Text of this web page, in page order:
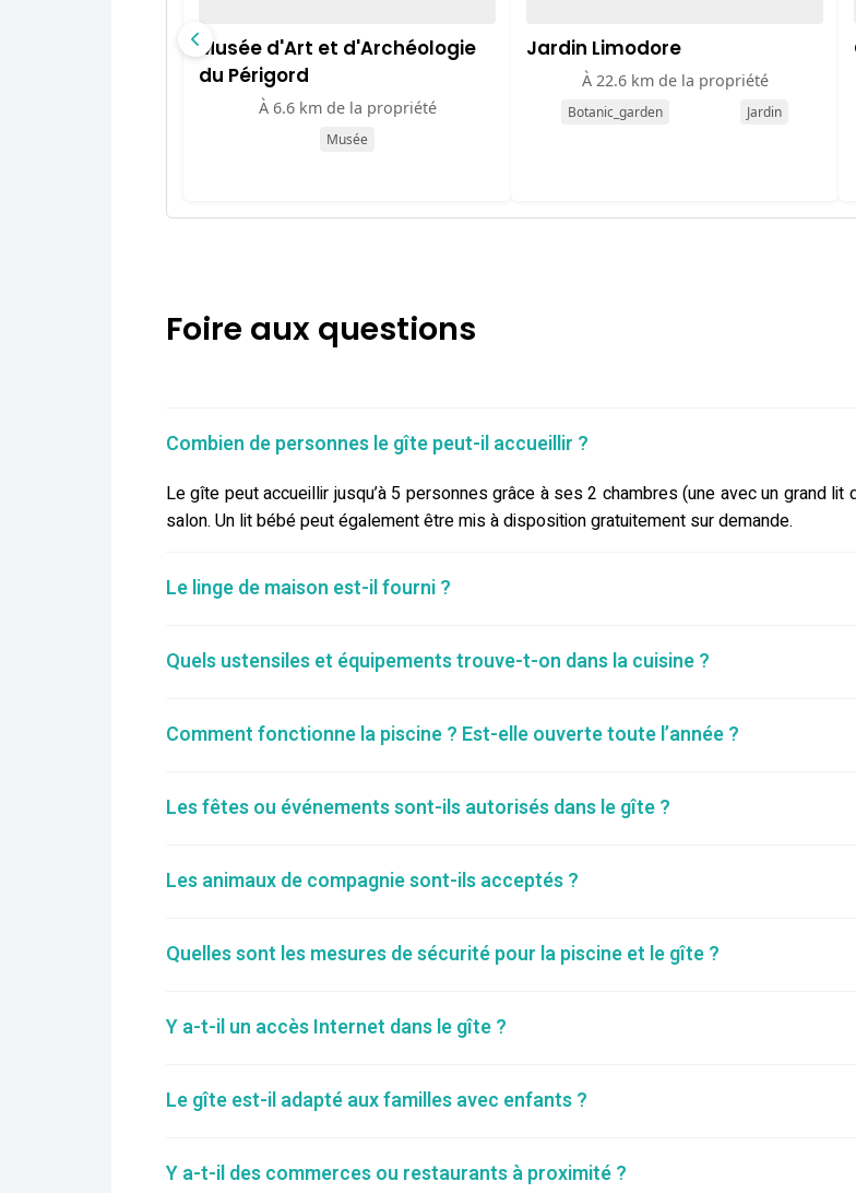
Musée d'Art et d'Archéologie
du Périgord
À 6.6 km de la propriété
Musée
Jardin Limodore
À 22.6 km de la propriété
Botanic_garden Jardin
Foire aux questions
Combien de personnes le gîte peut-il accueillir ?
Le gîte peut accueillir jusqu’à 5 personnes grâce à ses 2 chambres (une avec un grand
salon. Un lit bébé peut également être mis à disposition gratuitement sur demande.
Le linge de maison est-il fourni ?
Quels ustensiles et équipements trouve-t-on dans la cuisine ?
Comment fonctionne la piscine ? Est-elle ouverte toute l’année ?
Les fêtes ou événements sont-ils autorisés dans le gîte ?
Les animaux de compagnie sont-ils acceptés ?
Quelles sont les mesures de sécurité pour la piscine et le gîte ?
Y a-t-il un accès Internet dans le gîte ?
Le gîte est-il adapté aux familles avec enfants ?
Y a-t-il des commerces ou restaurants à proximité ?